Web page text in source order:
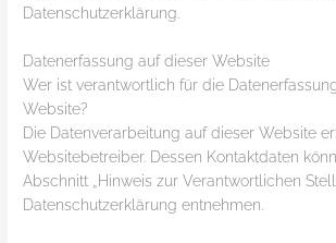
Datenschutzerklärung.
Datenerfassung auf dieser Website
Wer ist verantwortlich für die
Website?
Die Datenverarbeitung auf dieser Website
Websitebetreiber. Dessen Kontaktdaten
Abschnitt „Hinweis zur Verantwortlichen
Datenschutzerklärung entnehmen.